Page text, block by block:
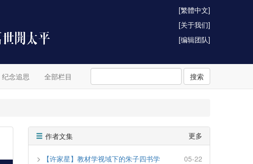
[繁體中文]
[关于我们]
[编辑团队]
纪念追思 全部栏目 搜索
作者文集 更多
【许家星】教材学视域下的朱子四书学
05-22